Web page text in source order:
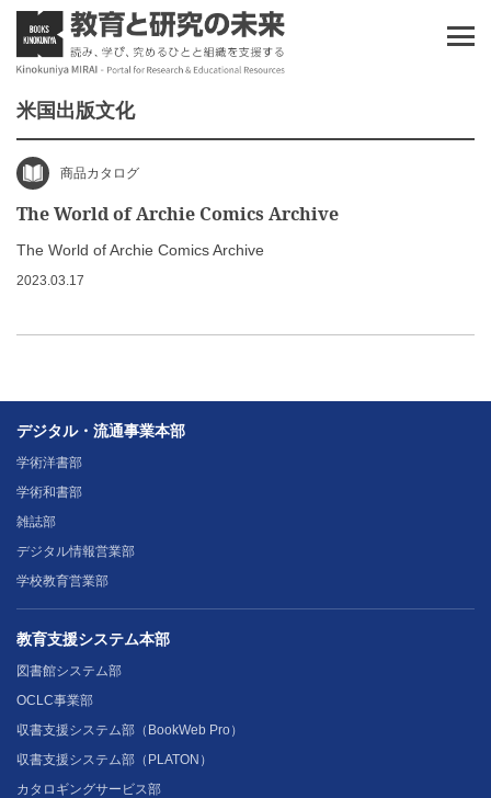
米国出版文化
商品カタログ
The World of Archie Comics Archive
The World of Archie Comics Archive
2023.03.17
デジタル・流通事業本部
学術洋書部
学術和書部
雑誌部
デジタル情報営業部
学校教育営業部
教育支援システム本部
図書館システム部
OCLC事業部
収書支援システム部（BookWeb Pro）
収書支援システム部（PLATON）
カタロギングサービス部